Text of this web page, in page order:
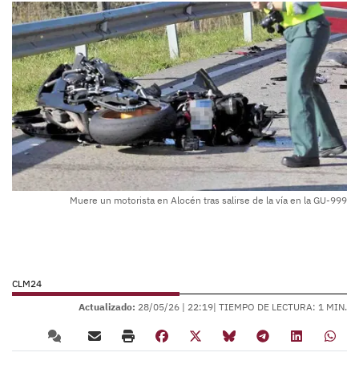
Muere un motorista en Alocén tras salirse de la vía en la GU-999
CLM24
Actualizado: 28/05/26 | 22:19| TIEMPO DE LECTURA: 1 MIN.